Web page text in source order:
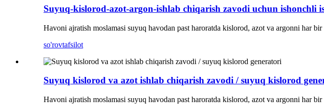
Suyuq-kislorod-azot-argon-ishlab chiqarish zavodi uchun ishonchli
Havoni ajratish moslamasi suyuq havodan past haroratda kislorod, azot va argonni har
so'rovtafsilot
Suyuq kislorod va azot ishlab chiqarish zavodi / suyuq kislorod
Havoni ajratish moslamasi suyuq havodan past haroratda kislorod, azot va argonni har